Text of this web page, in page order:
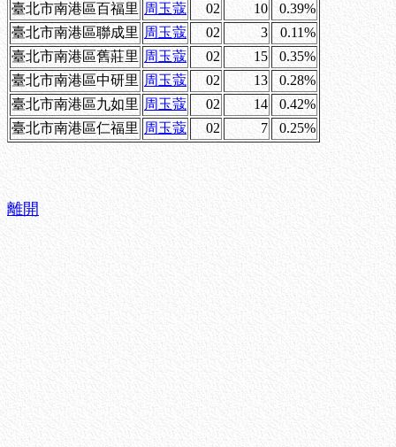
臺北市南港區百福里 周玉蔻 02 10
0.39%
臺北市南港區聯成里 周玉蔻 02 3
0.11%
臺北市南港區舊莊里 周玉蔻 02 15
0.35%
臺北市南港區中研里 周玉蔻 02 13
0.28%
臺北市南港區九如里 周玉蔻 02 14
0.42%
臺北市南港區仁福里 周玉蔻 02 7 0.25%
離開